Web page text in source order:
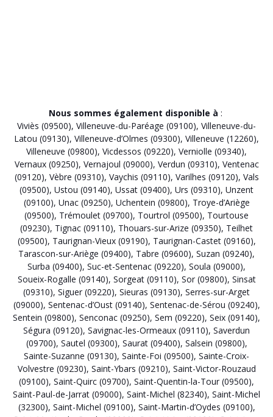
Nous sommes également disponible à :
Viviès (09500), Villeneuve-du-Paréage (09100), Villeneuve-du-
Latou (09130), Villeneuve-d’Olmes (09300), Villeneuve (12260),
Villeneuve (09800), Vicdessos (09220), Verniolle (09340),
Vernaux (09250), Vernajoul (09000), Verdun (09310), Ventenac
(09120), Vèbre (09310), Vaychis (09110), Varilhes (09120), Vals
(09500), Ustou (09140), Ussat (09400), Urs (09310), Unzent
(09100), Unac (09250), Uchentein (09800), Troye-d’Ariège
(09500), Trémoulet (09700), Tourtrol (09500), Tourtouse
(09230), Tignac (09110), Thouars-sur-Arize (09350), Teilhet
(09500), Taurignan-Vieux (09190), Taurignan-Castet (09160),
Tarascon-sur-Ariège (09400), Tabre (09600), Suzan (09240),
Surba (09400), Suc-et-Sentenac (09220), Soula (09000),
Soueix-Rogalle (09140), Sorgeat (09110), Sor (09800), Sinsat
(09310), Siguer (09220), Sieuras (09130), Serres-sur-Arget
(09000), Sentenac-d’Oust (09140), Sentenac-de-Sérou (09240),
Sentein (09800), Senconac (09250), Sem (09220), Seix (09140),
Ségura (09120), Savignac-les-Ormeaux (09110), Saverdun
(09700), Sautel (09300), Saurat (09400), Salsein (09800),
Sainte-Suzanne (09130), Sainte-Foi (09500), Sainte-Croix-
Volvestre (09230), Saint-Ybars (09210), Saint-Victor-Rouzaud
(09100), Saint-Quirc (09700), Saint-Quentin-la-Tour (09500),
Saint-Paul-de-Jarrat (09000), Saint-Michel (82340), Saint-Michel
(32300), Saint-Michel (09100), Saint-Martin-d’Oydes (09100),